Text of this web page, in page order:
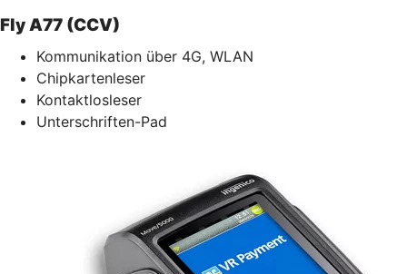
Fly A77 (CCV)
Kommunikation über 4G, WLAN
Chipkartenleser
Kontaktlosleser
Unterschriften-Pad